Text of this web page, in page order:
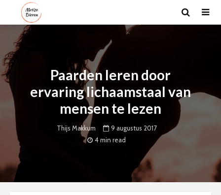
Paarden leren door
ervaring lichaamstaal van
mensen te lezen
Thijs Makkum
9 augustus 2017
4 min read